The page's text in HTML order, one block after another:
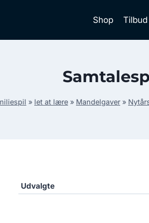
Shop Tilbud
» let at lære » Mandelgaver »